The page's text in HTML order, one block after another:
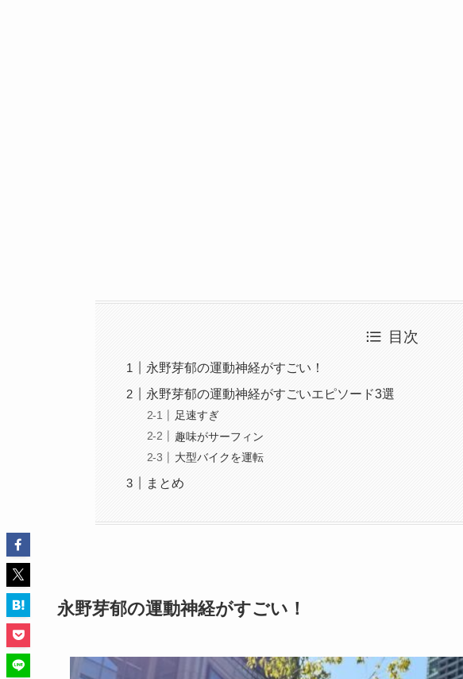
目次
永野芽郁の運動神経がすごい！
永野芽郁の運動神経がすごいエピソード3選
足速すぎ
趣味がサーフィン
大型バイクを運転
まとめ
永野芽郁の運動神経がすごい！